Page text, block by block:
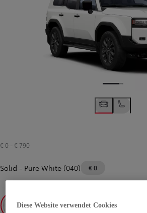
€ 0 -€ 790
Solid - Pure White (040) € 0
Diese Website verwendet Cookies